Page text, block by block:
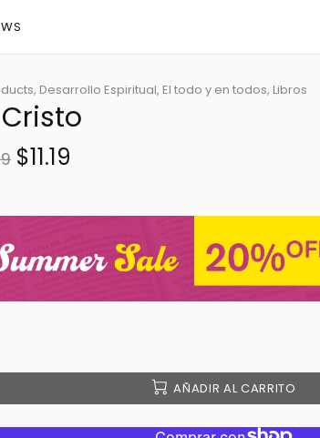
Desarrollo Espiritual, El todo y en todos, Libros
$11.19
AÑADIR AL CARRITO